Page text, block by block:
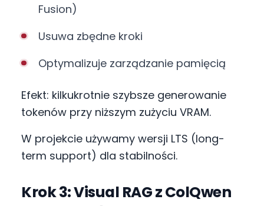
Fusion)
Usuwa zbędne kroki
Optymalizuje zarządzanie pamięcią
Efekt: kilkukrotnie szybsze generowanie
tokenów przy niższym zużyciu VRAM.
W projekcie używamy wersji LTS (long-
term support) dla stabilności.
Krok 3: Visual RAG z ColQwen